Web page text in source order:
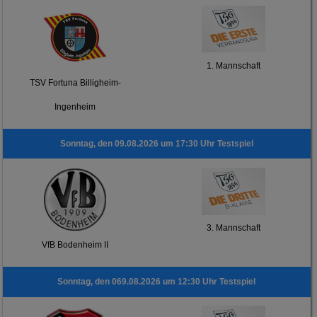
TSV Fortuna Billigheim-
Ingenheim
1. Mannschaft
Sonntag, den 09.08.2026 um 17:30 Uhr Testspiel
VfB Bodenheim II
3. Mannschaft
Sonntag, den 069.08.2026 um 12:30 Uhr Testspiel